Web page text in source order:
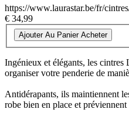
https://www.laurastar.be/fr/
€ 34,99
Ajouter Au Panier Acheter
Ingénieux et élégants, les cintres
organiser votre penderie de
Antidérapants, ils maintiennent
robe bien en place et préviennent